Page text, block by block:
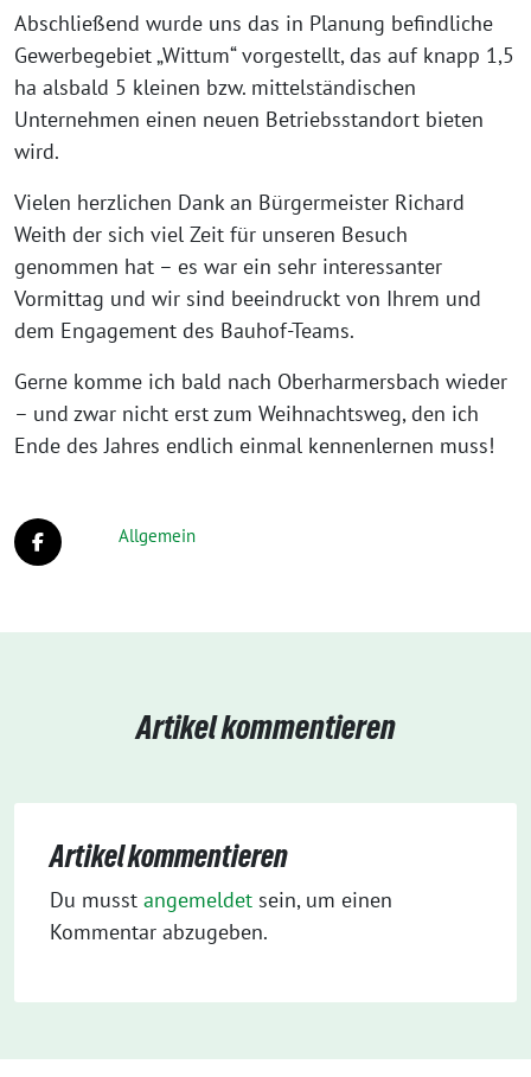
Abschließend wurde uns das in Planung befindliche
Gewerbegebiet „Wittum“ vorgestellt, das auf knapp 1,5
ha alsbald 5 kleinen bzw. mittelständischen
Unternehmen einen neuen Betriebsstandort bieten
wird.
Vielen herzlichen Dank an Bürgermeister Richard
Weith der sich viel Zeit für unseren Besuch
genommen hat – es war ein sehr interessanter
Vormittag und wir sind beeindruckt von Ihrem und
dem Engagement des Bauhof-Teams.
Gerne komme ich bald nach Oberharmersbach wieder
– und zwar nicht erst zum Weihnachtsweg, den ich
Ende des Jahres endlich einmal kennenlernen muss!
Allgemein
Artikel kommentieren
Artikel kommentieren
Du musst angemeldet sein, um einen
Kommentar abzugeben.